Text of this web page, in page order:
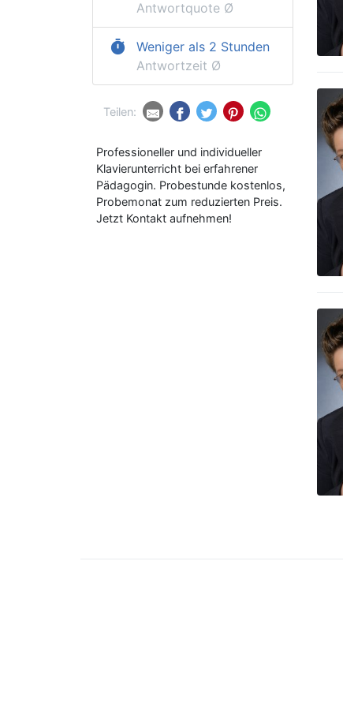
Antwortquote Ø
timer
Weniger als 2 Stunden
Antwortzeit Ø
Teilen:
Professioneller und individueller
Klavierunterricht bei erfahrener
Pädagogin. Probestunde kostenlos,
Probemonat zum reduzierten Preis.
Jetzt Kontakt aufnehmen!